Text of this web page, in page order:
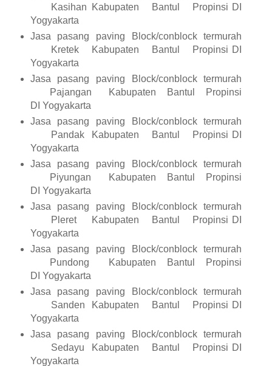
Kasihan
Kabupaten Bantul
Propinsi DI
Yogyakarta
Jasa pasang paving Block/conblock termurah
Kretek
Kabupaten Bantul
Propinsi DI
Yogyakarta
Jasa pasang paving Block/conblock termurah
Pajangan
Kabupaten Bantul
Propinsi
DI Yogyakarta
Jasa pasang paving Block/conblock termurah
Pandak
Kabupaten Bantul
Propinsi DI
Yogyakarta
Jasa pasang paving Block/conblock termurah
Piyungan
Kabupaten Bantul
Propinsi
DI Yogyakarta
Jasa pasang paving Block/conblock termurah
Pleret
Kabupaten Bantul
Propinsi DI
Yogyakarta
Jasa pasang paving Block/conblock termurah
Pundong
Kabupaten Bantul
Propinsi
DI Yogyakarta
Jasa pasang paving Block/conblock termurah
Sanden
Kabupaten Bantul
Propinsi DI
Yogyakarta
Jasa pasang paving Block/conblock termurah
Sedayu
Kabupaten Bantul
Propinsi DI
Yogyakarta